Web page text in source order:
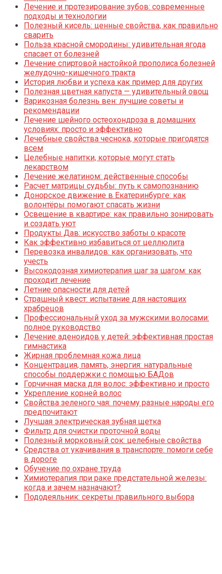
Лечение и протезирование зубов: современные
подходы и технологии
Полезный кисель: ценные свойства, как правильно
сварить
Польза красной смородины: удивительная ягода
спасает от болезней
Лечение спиртовой настойкой прополиса болезней
желудочно-кишечного тракта
История любви и успеха как пример для других
Полезная цветная капуста — удивительный овощ
Варикозная болезнь вен: лучшие советы и
рекомендации
Лечение шейного остеохондроза в домашних
условиях: просто и эффективно
Лечебные свойства чеснока, которые пригодятся
всем
Целебные напитки, которые могут стать
лекарством
Лечение желатином: действенные способы
Расчет матрицы судьбы: путь к самопознанию
Донорское движение в Екатеринбурге: как
волонтёры помогают спасать жизни
Освещение в квартире: как правильно зонировать
и создать уют
Продукты Дав: искусство заботы о красоте
Как эффективно избавиться от целлюлита
Перевозка инвалидов: как организовать, что
учесть
Высокодозная химиотерапия шаг за шагом: как
проходит лечение
Летние опасности для детей
Страшный квест: испытание для настоящих
храбрецов
Профессиональный уход за мужскими волосами:
полное руководство
Лечение аденоидов у детей: эффективная простая
гимнастика
Жирная проблемная кожа лица
Концентрация, память, энергия: натуральные
способы поддержки с помощью БАДов
Горчичная маска для волос: эффективно и просто
Укрепление корней волос
Свойства зеленого чая: почему разные народы его
предпочитают
Лучшая электрическая зубная щетка
Фильтр для очистки проточной воды
Полезный морковный сок: целебные свойства
Средства от укачивания в транспорте: помоги себе
в дороге
Обучение по охране труда
Химиотерапия при раке предстательной железы:
когда и зачем назначают?
Пододеяльник: секреты правильного выбора